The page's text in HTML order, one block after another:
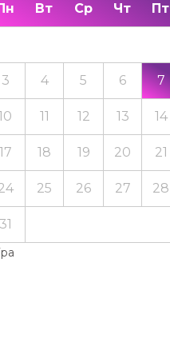
Вт Ср Чт Пт
3 4 5 6 7
11 12 13 14
18 19 20 21
25 26 27 28